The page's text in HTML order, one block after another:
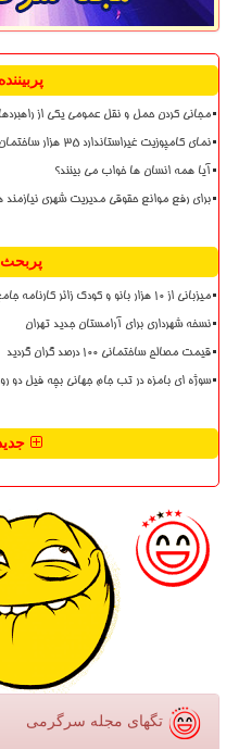
مجانی کردن حمل و نقل عمومی یکی از
نمای کامپوزیت غیراستاندارد ۳۵ هزار ساختمان در تهران
آیا همه انسان ها خواب می بینند؟
برای رفع موانع حقوقی مدیریت شهری
پربحث
میزبانی از ۱۰ هزار بانو و کودک زائر کارنامه جامع خدمات قرارگاه زینبیه
نسخه شهرداری برای آرامستان جدید تهران
قیمت مصالح ساختمانی ۱۰۰ درصد گران گردید
سوژه ای بامزه در تب جام جهانی بچه فیل دو
تگهای مجله سرگرمی